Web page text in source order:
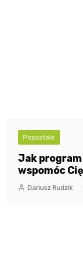
Pozostałe
Jak
wspomóc
Dariusz Rudzik